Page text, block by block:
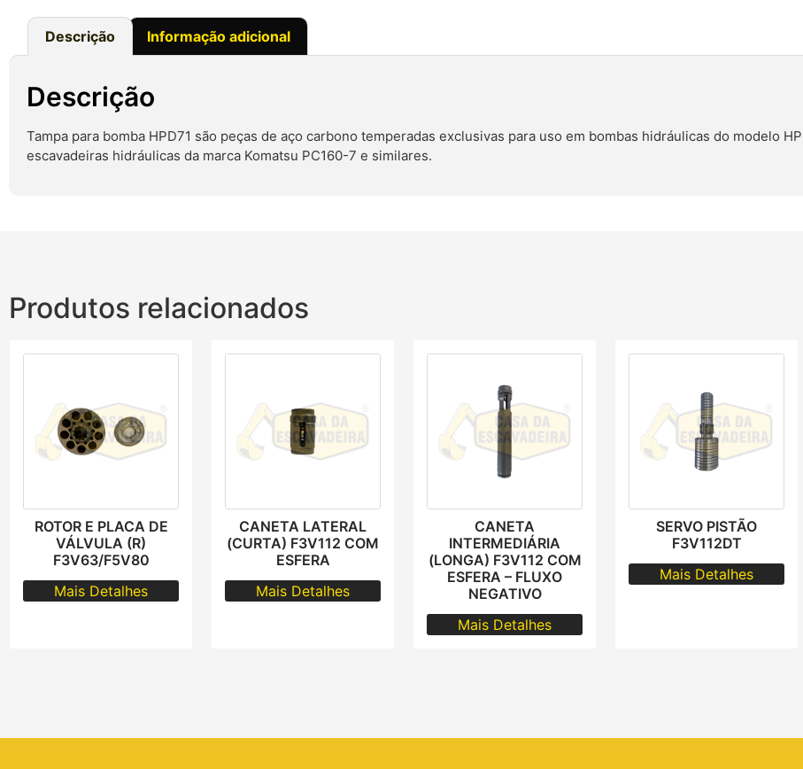
Descrição Informação adicional
Descrição
Tampa para bomba HPD71 são peças de aço carbono temperadas exclusivas para uso em bombas hidráulicas do modelo
escavadeiras hidráulicas da marca Komatsu PC160-7 e similares.
Produtos relacionados
ROTOR E PLACA DE
VÁLVULA (R)
F3V63/F5V80
Mais Detalhes
CANETA LATERAL
(CURTA) F3V112 COM
ESFERA
Mais Detalhes
CANETA
INTERMEDIÁRIA
(LONGA) F3V112 COM
ESFERA – FLUXO
NEGATIVO
Mais Detalhes
SERVO PISTÃO
F3V112DT
Mais Detalhes